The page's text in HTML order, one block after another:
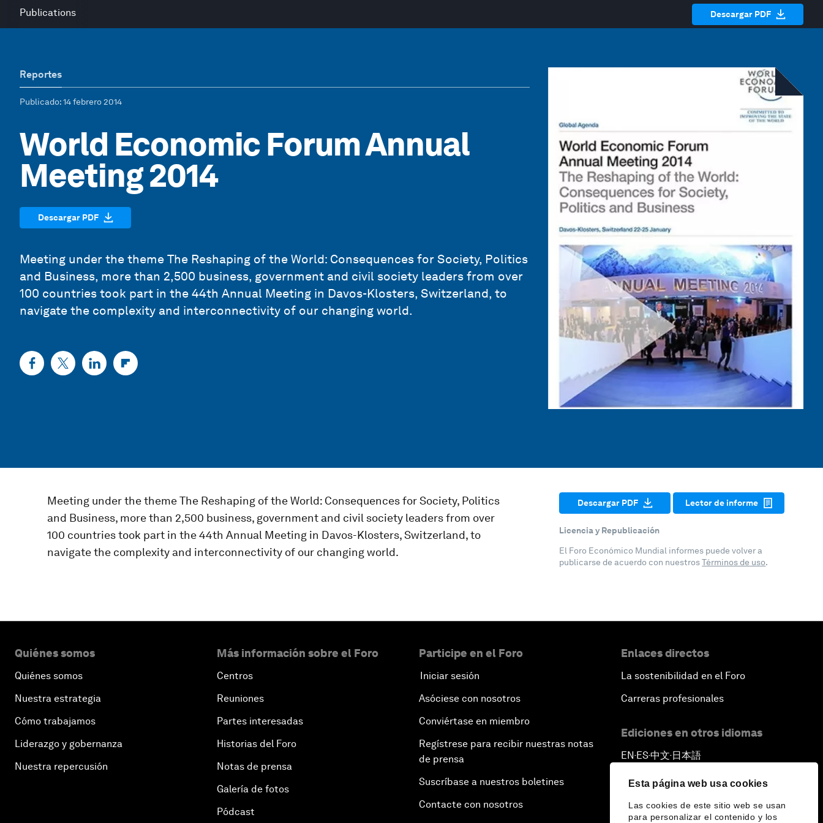
Esta página web usa cookies
Las cookies de este sitio web se usan
para personalizar el contenido y los
Publications Descargar PDF
Reportes
Publicado: 14 febrero 2014
World Economic Forum Annual
Meeting 2014
Descargar PDF
Meeting under the theme The Reshaping of the World: Consequences for Society, Politics
and Business, more than 2,500 business, government and civil society leaders from over
100 countries took part in the 44th Annual Meeting in Davos-Klosters, Switzerland, to
navigate the complexity and interconnectivity of our changing world.
Meeting under the theme The Reshaping of the World: Consequences for Society, Politics
and Business, more than 2,500 business, government and civil society leaders from over
100 countries took part in the 44th Annual Meeting in Davos-Klosters, Switzerland, to
navigate the complexity and interconnectivity of our changing world.
Descargar PDF Lector de informe
Licencia y Republicación
El Foro Económico Mundial informes puede volver a
publicarse de acuerdo con nuestrosTérminos de uso.
Quiénes somos
Quiénes somos
Nuestra estrategia
Cómo trabajamos
Liderazgo y gobernanza
Nuestra repercusión
Más información sobre el Foro
Centros
Reuniones
Partes interesadas
Historias del Foro
Notas de prensa
Galería de fotos
Pódcast
Participe en el Foro
Iniciar sesión
Asóciese con nosotros
Conviértase en miembro
Regístrese para recibir nuestras notas
de prensa
Suscríbase a nuestros boletines
Contacte con nosotros
Enlaces directos
La sostenibilidad en el Foro
Carreras profesionales
Ediciones en otros idiomas
EN ▪ ES▪中文▪ 日本語